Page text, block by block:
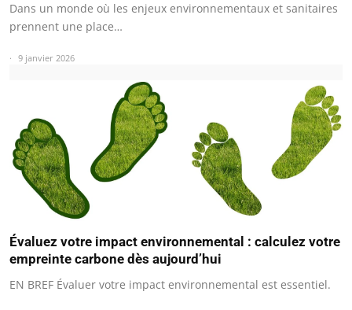
Dans un monde où les enjeux environnementaux et sanitaires
prennent une place…
9 janvier 2026
Évaluez votre impact environnemental : calculez votre
empreinte carbone dès aujourd’hui
EN BREF Évaluer votre impact environnemental est essentiel.